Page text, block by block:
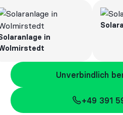
in
Unverbindlich beraten lassen
Unverbindlich
+49 391 59757771
+49 391